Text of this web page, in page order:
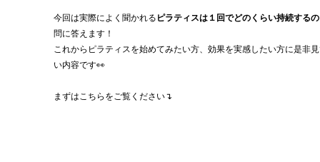
今回は実際によく聞かれる ピラティスは１回でどのくらい持続する
問に答えます！
これからピラティスを始めてみたい方、効果を実感したい方に是非
い内容です👀
まずはこちらをご覧ください↴